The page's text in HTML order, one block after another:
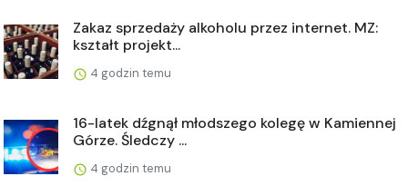
Zakaz sprzedaży alkoholu przez internet. MZ:
kształt projekt...
4 godzin temu
16-latek dźgnął młodszego kolegę w Kamiennej
Górze. Śledczy ...
4 godzin temu